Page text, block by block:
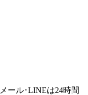
メール･LINEは24時間